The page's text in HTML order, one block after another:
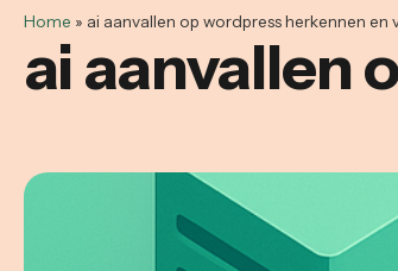
Home » ai aanvallen op wordpress herkennen en
ai aanvallen